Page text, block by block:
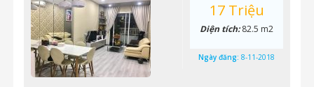
17 Triệu
Diện tích:82.5 m2
Ngày đăng: 8-11-2018